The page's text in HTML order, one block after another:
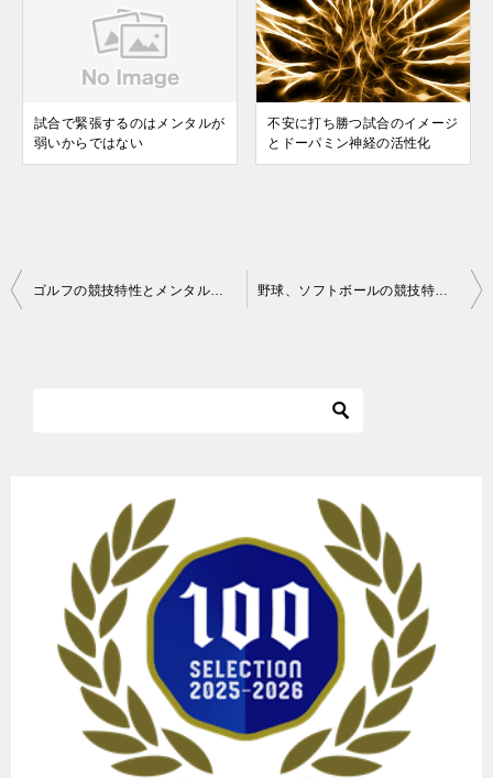
試合で緊張するのはメンタルが
弱いからではない
不安に打ち勝つ試合のイメージ
とドーパミン神経の活性化
投
ゴルフの競技特性とメンタル面の課題 野球、ソフトボールの競技特性とメンタル面の課題